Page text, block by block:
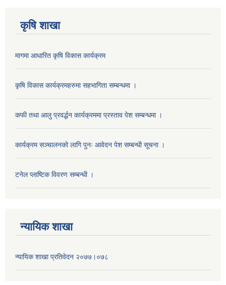
कृषि शाखा
मागमा आधारित कृषि विकास कार्यक्रम
कृषि विकास कार्यक्रमहरुमा सहभागिता सम्बन्धमा ।
कफी तथा आलु प्रवर्द्धन कार्यक्रममा प्रस्ताव पेश सम्बन्धमा ।
कार्यक्रम सञ्चालनको लागि पुनः आवेदन पेश सम्बन्धी सूचना ।
टनेल प्लाष्टिक विवरण सम्बन्धी ।
न्यायिक शाखा
न्यायिक शाखा प्रतिवेदन २०७७।०७८